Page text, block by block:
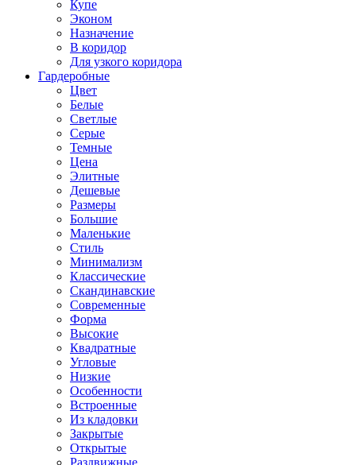
Купе
Эконом
Назначение
В коридор
Для узкого коридора
Гардеробные
Цвет
Белые
Светлые
Серые
Темные
Цена
Элитные
Дешевые
Размеры
Большие
Маленькие
Стиль
Минимализм
Классические
Скандинавские
Современные
Форма
Высокие
Квадратные
Угловые
Низкие
Особенности
Встроенные
Из кладовки
Закрытые
Открытые
Раздвижные